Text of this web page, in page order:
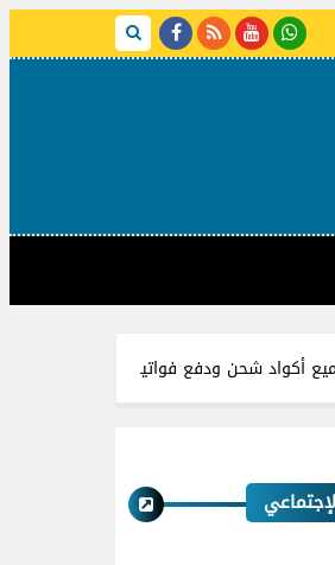
شحن ودفع فواتير شركات مياه الشرب من